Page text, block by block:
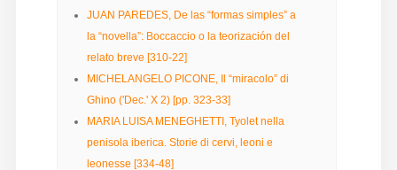
JUAN PAREDES, De las “formas simples” a
la “novella”: Boccaccio o la teorización del
relato breve [310-22]
MICHELANGELO PICONE, Il “miracolo” di
Ghino ('Dec.' X 2) [pp. 323-33]
MARIA LUISA MENEGHETTI, Tyolet nella
penisola iberica. Storie di cervi, leoni e
leonesse [334-48]